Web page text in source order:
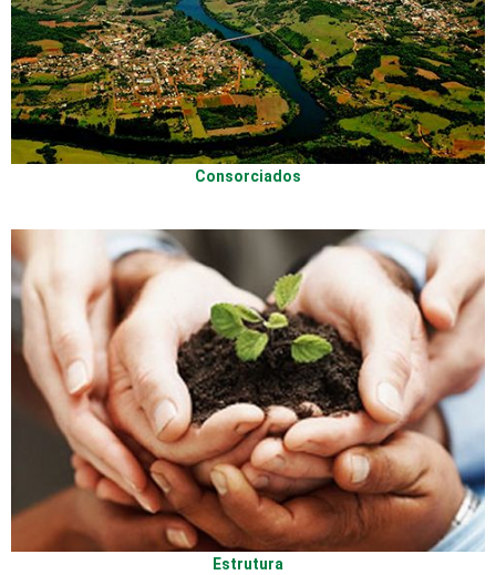
Consorciados
Estrutura